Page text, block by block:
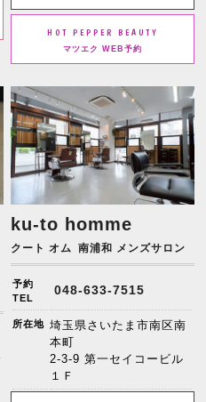
HOT PEPPER BEAUTY
マツエク WEB予約
ku-to homme
クート オム 南浦和 メンズサロン
予約
TEL
048-633-7515
所在地 埼玉県さいたま市南区南
本町
2-3-9 第一セイコービル
１Ｆ